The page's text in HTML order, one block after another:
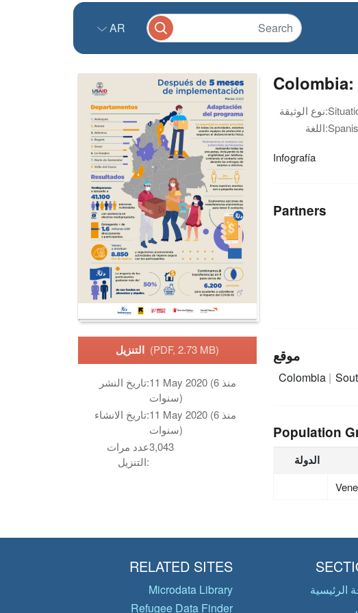
AR
(PDF, 2.73 MB)
تاريخ النشر:11 May 2020 (منذ 6
سنوات)
تاريخ الانشاء:11 May 2020 (منذ 6
سنوات)
عدد مرات
التنزيل:
3,043
نوع الوثيقة:
اللغة:
Infografía
Partners
موقع
Colombia
Population
الدولة
الرئيسية
RELATED SITES
Microdata Library
Refugee Data Finder